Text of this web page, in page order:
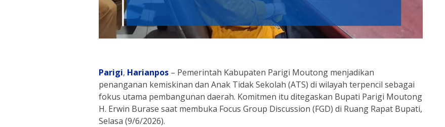
Parigi, Harianpos – Pemerintah Kabupaten Parigi Moutong menjadikan
penanganan kemiskinan dan Anak Tidak Sekolah (ATS) di wilayah terpencil sebagai
fokus utama pembangunan daerah. Komitmen itu ditegaskan Bupati Parigi Moutong
H. Erwin Burase saat membuka Focus Group Discussion (FGD) di Ruang Rapat Bupati,
Selasa (9/6/2026).